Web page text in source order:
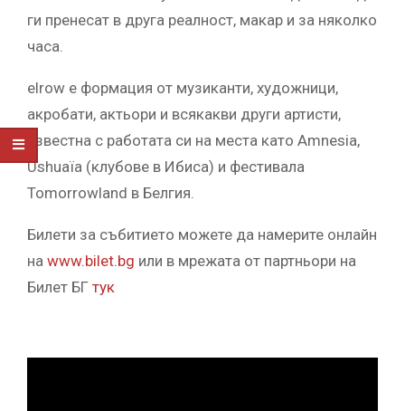
ги пренесат в друга реалност, макар и за няколко
часа.
elrow е формация от музиканти, художници,
акробати, актьори и всякакви други артисти,
известна с работата си на места като Amnesia,
Ushuaïa (клубове в Ибиса) и фестивала
Tomorrowland в Белгия.
Билети за събитието можете да намерите онлайн
нa www.bilet.bg или в мрежата от партньори на
Билет БГ тук